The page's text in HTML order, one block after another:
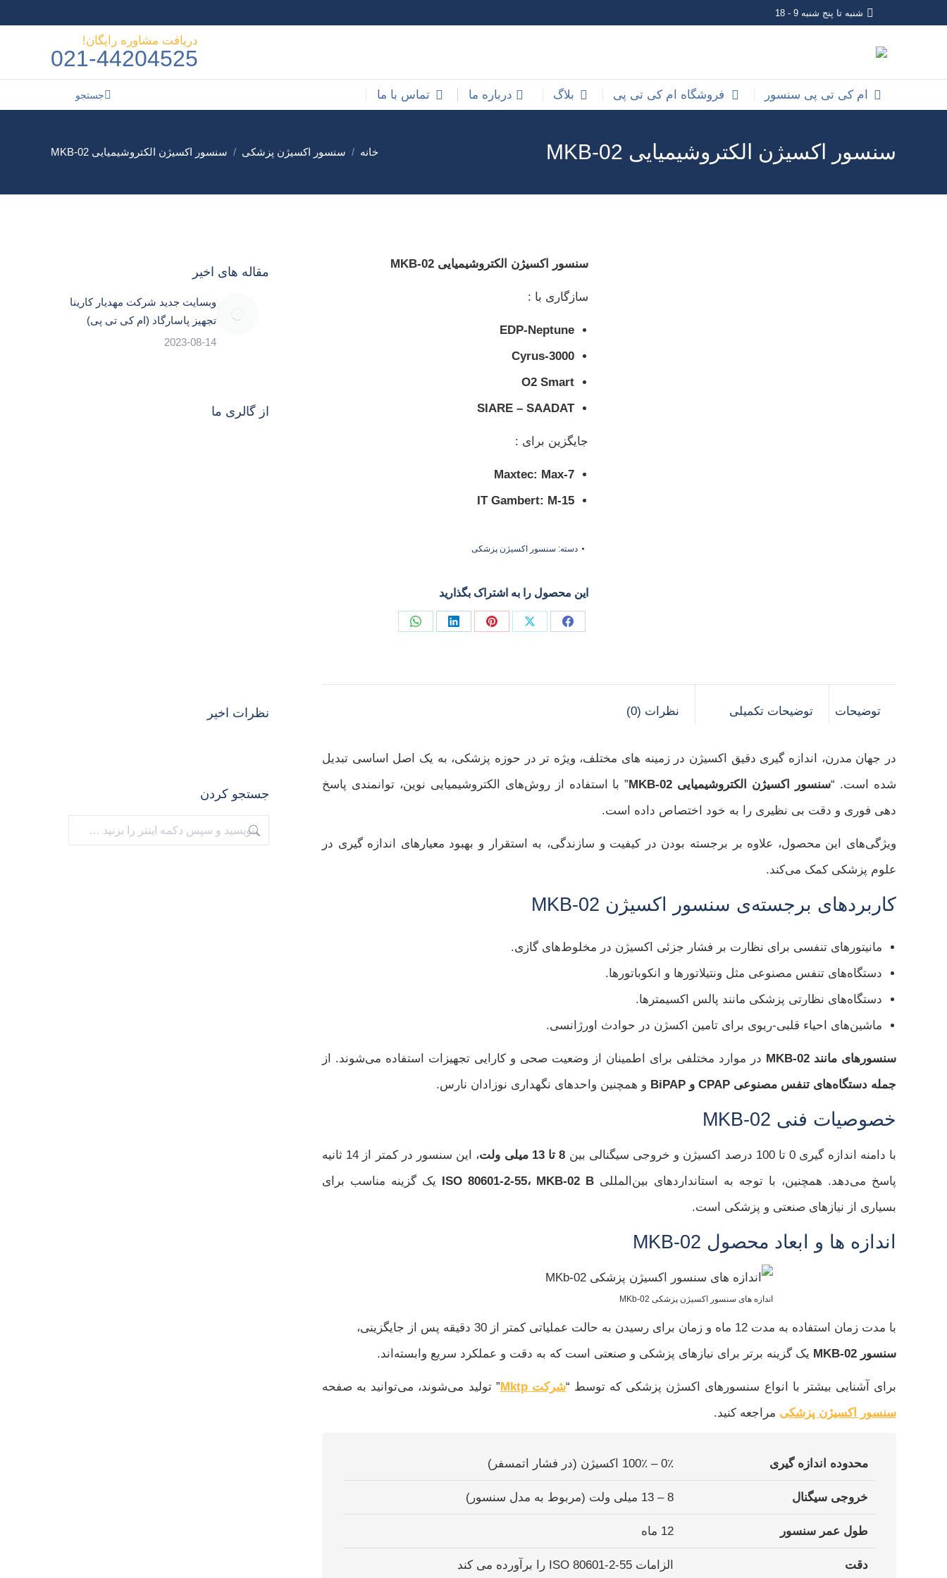
شنبه تا پنج شنبه 9 - 18
دریافت مشاوره رایگان!
021-44204525
ام کی تی پی سنسور فروشگاه ام کی تی پی بلاگ درباره ما تماس با ما جستجو:
جستجو
سنسور اکسیژن الکتروشیمیایی MKB-02 شما اینجا هستید:
خانه سنسور اکسیژن پزشکی سنسور اکسیژن الکتروشیمیایی MKB-02
سنسور اکسیژن الکتروشیمیایی MKB-02
سازگاری با :
EDP-Neptune
Cyrus-3000
O2 Smart
SIARE – SAADAT
جایگزین برای :
Maxtec: Max-7
IT Gambert: M-15
دسته: سنسور اکسیژن پزشکی
این محصول را به اشتراک بگذارید
Share
Share
Share
Share
Share
توضیحات توضیحات تکمیلی نظرات (0)
در جهان مدرن، اندازه‌ گیری دقیق اکسیژن در زمینه‌ های مختلف، ویژه‌ تر در حوزه‌ پزشکی، به یک اصل اساسی تبدیل
شده است. “سنسور اکسیژن الکتروشیمیایی MKB-02
” با استفاده از روش‌های الکتروشیمیایی نوین، توانمندی پاسخ‌
دهی فوری و دقت بی‌ نظیری را به خود اختصاص داده است.
ویژگی‌های این محصول، علاوه بر برجسته بودن در کیفیت و سازندگی، به استقرار و بهبود معیارهای اندازه‌ گیری در
علوم پزشکی کمک می‌کند.
کاربردهای برجسته‌ی سنسور اکسیژن MKB-02
مانیتورهای تنفسی برای نظارت بر فشار جزئی اکسیژن در مخلوط‌های گازی.
دستگاه‌های تنفس مصنوعی مثل ونتیلاتورها و انکوباتورها.
دستگاه‌های نظارتی پزشکی مانند پالس اکسیمترها.
ماشین‌های احیاء قلبی-ریوی برای تامین اکسژن در حوادث اورژانسی.
سنسورهای مانند MKB-02
در موارد مختلفی برای اطمینان از وضعیت صحی و کارایی تجهیزات استفاده می‌شوند. از
جمله دستگاه‌های تنفس مصنوعی CPAP و BiPAP
و همچنین واحدهای نگهداری نوزادان نارس.
خصوصیات فنی MKB-02
با دامنه اندازه‌ گیری 0 تا 100 درصد اکسیژن و خروجی سیگنالی بین 8 تا 13 میلی‌ ولت
، این سنسور در کمتر از 14 ثانیه
پاسخ می‌دهد. همچنین، با توجه به استانداردهای بین‌المللی ISO 80601-2-55، MKB-02 B یک گزینه مناسب برای
بسیاری از نیازهای صنعتی و پزشکی است.
اندازه ها و ابعاد محصول MKB-02
اندازه های سنسور اکسیژن پزشکی MKb-02
با مدت زمان استفاده به مدت 12 ماه و زمان برای رسیدن به حالت عملیاتی کمتر از 30 دقیقه پس از جایگزینی،
سنسور MKB-02
یک گزینه برتر برای نیازهای پزشکی و صنعتی است که به دقت و عملکرد سریع وابسته‌اند.
برای آشنایی بیشتر با انواع سنسورهای اکسژن پزشکی که توسط “شرکت Mktp
” تولید می‌شوند، می‌توانید به صفحه
سنسور اکسیژن پزشکی مراجعه کنید.
محدوده اندازه گیری 0٪ – 100٪ اکسیژن (در فشار اتمسفر)
خروجی سیگنال 8 – 13 میلی ولت (مربوط به مدل سنسور)
طول عمر سنسور 12 ماه
دقت الزامات ISO 80601-2-55 را برآورده می کند
مقاله های اخیر
وبسایت جدید شرکت مهدیار کارینا
تجهیز پاسارگاد (ام کی تی پی)
2023-08-14
از گالری ما
نظرات اخیر
جستجو کردن
جستجو: